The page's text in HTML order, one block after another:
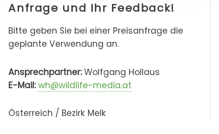
Anfrage und Ihr Feedback!
Bitte geben Sie bei einer Preisanfrage die
geplante Verwendung an.
Ansprechpartner:Wolfgang Hollaus
E-Mail: wh@wildlife-media.at
Österreich / Bezirk Melk